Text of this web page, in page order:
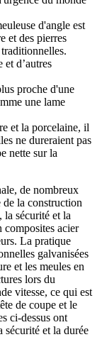
d'angle est
et des pierres
d’autres
proche d'une
une lame
et la porcelaine, il
ne dureraient pas
nette sur la
de nombreux
de la construction
la sécurité et la
composites acier
La pratique
galvanisées
et les meules en
lors du
vitesse, ce qui est
de coupe et le
ci-dessus ont
sécurité et la durée